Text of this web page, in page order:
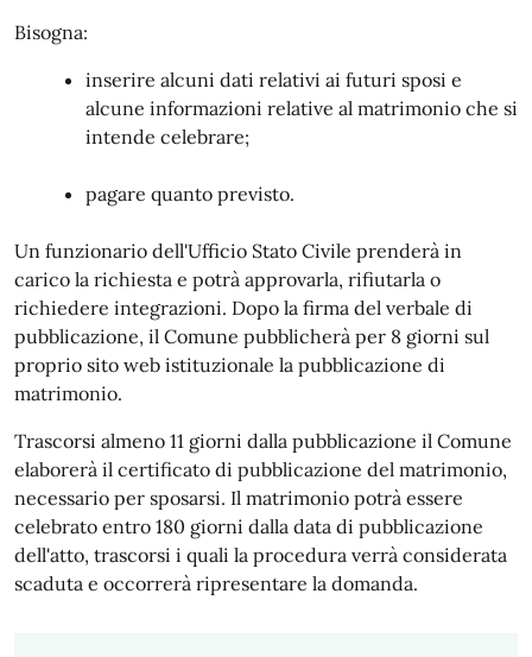
Bisogna:
inserire alcuni dati relativi ai futuri sposi e
alcune informazioni relative al matrimonio che si
intende celebrare;
pagare quanto previsto.
Un funzionario dell'Ufficio Stato Civile prenderà in
carico la richiesta e potrà approvarla, rifiutarla o
richiedere integrazioni. Dopo la firma del verbale di
pubblicazione, il Comune pubblicherà per 8 giorni sul
proprio sito web istituzionale la pubblicazione di
matrimonio.
Trascorsi almeno 11 giorni dalla pubblicazione il Comune
elaborerà il certificato di pubblicazione del matrimonio,
necessario per sposarsi. Il matrimonio potrà essere
celebrato entro 180 giorni dalla data di pubblicazione
dell'atto, trascorsi i quali la procedura verrà considerata
scaduta e occorrerà ripresentare la domanda.